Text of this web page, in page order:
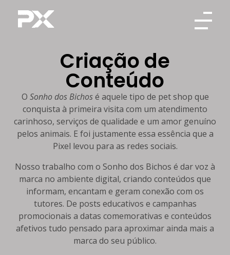
Criação de
Conteúdo
O Sonho dos Bichosé aquele tipo de pet shop que
conquista à primeira visita com um atendimento
carinhoso, serviços de qualidade e um amor genuíno
pelos animais. E foi justamente essa essência que a
Pixel levou para as redes sociais.
Nosso trabalho com o Sonho dos Bichos é dar voz à
marca no ambiente digital, criando conteúdos que
informam, encantam e geram conexão com os
tutores. De posts educativos e campanhas
promocionais a datas comemorativas e conteúdos
afetivos tudo pensado para aproximar ainda mais a
marca do seu público.